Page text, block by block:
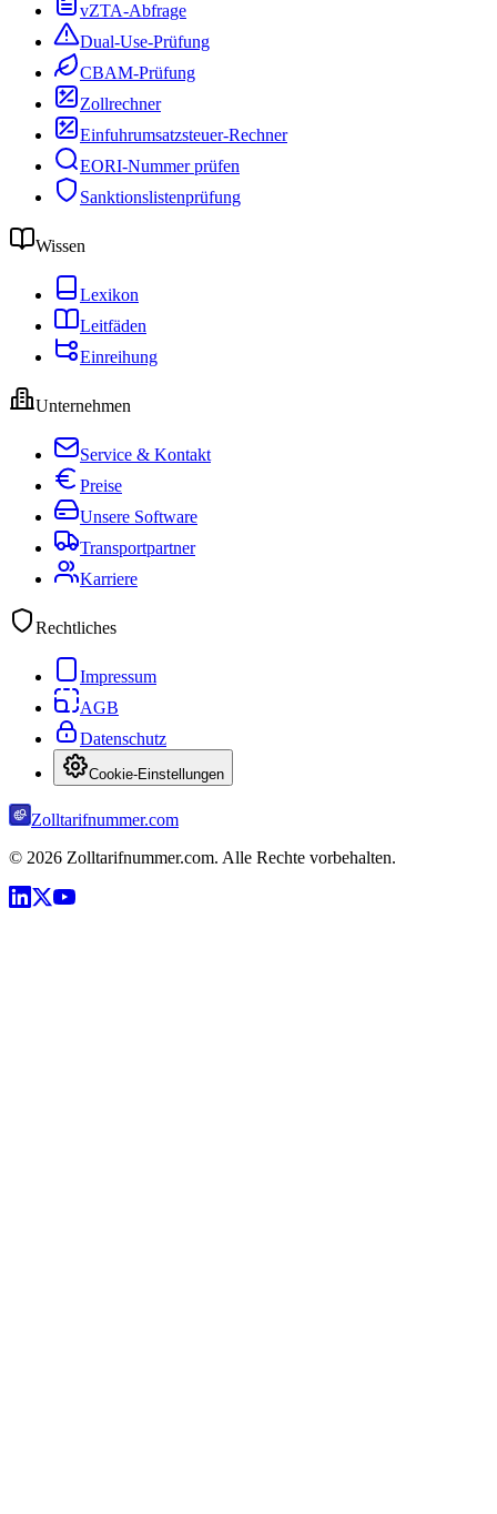
vZTA-Abfrage
Dual-Use-Prüfung
CBAM-Prüfung
Zollrechner
Einfuhrumsatzsteuer-Rechner
EORI-Nummer prüfen
Sanktionslistenprüfung
Wissen
Lexikon
Leitfäden
Einreihung
Unternehmen
Service & Kontakt
Preise
Unsere Software
Transportpartner
Karriere
Rechtliches
Impressum
AGB
Datenschutz
Cookie-Einstellungen
Zolltarifnummer.com
© 2026 Zolltarifnummer.com. Alle Rechte vorbehalten.